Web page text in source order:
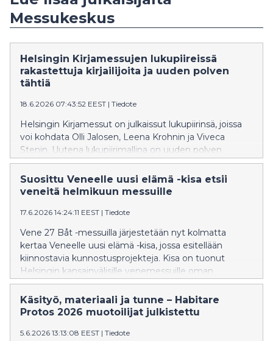
Messukeskus
Helsingin Kirjamessujen lukupiireissä
rakastettuja kirjailijoita ja uuden polven
tähtiä
18.6.2026 07:43:52 EEST | Tiedote
Helsingin Kirjamessut on julkaissut lukupiirinsä, joissa
voi kohdata Olli Jalosen, Leena Krohnin ja Viveca
Stenin. Uutena lukupiirimallina on uuden polven
kirjailijoiden Iida Aikion, Markku Haussilan ja Ivan
Manirahon yhteinen lukupiiri, jossa keskustellaan
identiteeteistä ja kasvutarinoista. Kirjamessujen
keskustelemaan uutuuskirjoista. Lukupiirit ovat osa
Helsingin Kirjamessujen ohjelmaa, joka julkaistaan
kokonaisuudessaan 22.9.2026. Helsingin Kirjamessut
järjestetään torstaista sunnuntaihin 22. – 25.10.2026
Helsingin Messukeskuksessa.
Suosittu Veneelle uusi elämä -kisa etsii
veneitä helmikuun messuille
17.6.2026 14:24:11 EEST | Tiedote
Vene 27 Båt -messuilla järjestetään nyt kolmatta
kertaa Veneelle uusi elämä -kisa, jossa esitellään
kiinnostavia kunnostusprojekteja. Kisa on tuonut
Helsingin kansainvälisille venemessuille oman
kiinnostavan säväyksen ja kisaa on käyty molempina
kertoina hyvässä yhteisöllisessä hengessä. Uusien
veneiden rinnalla kunnostetut veneet osoittaa, että
veneestä itselleen sopivan. Valmiit tai lähes valmiit
Käsityö, materiaali ja tunne – Habitare
Protos 2026 muotoilijat julkistettu
5.6.2026 13:13:08 EEST | Tiedote